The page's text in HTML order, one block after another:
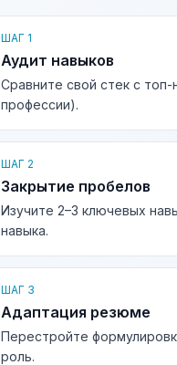
ШАГ 1
Аудит навыков
Сравните свой стек с
профессии).
ШАГ 2
Закрытие пробелов
Изучите 2–3 ключевых
навыка.
ШАГ 3
Адаптация резюме
Перестройте
роль.